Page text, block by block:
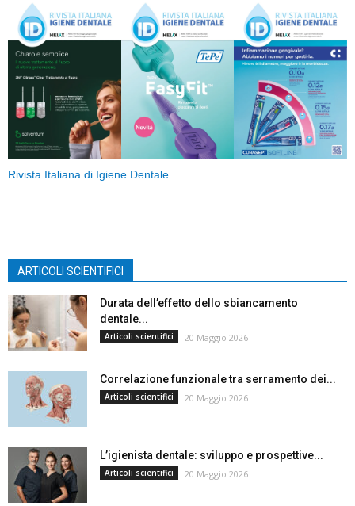
Rivista Italiana di Igiene Dentale
ARTICOLI SCIENTIFICI
Durata dell’effetto dello sbiancamento
dentale...
Articoli scientifici 20 Maggio 2026
Correlazione funzionale tra serramento dei...
Articoli scientifici 20 Maggio 2026
L’igienista dentale: sviluppo e prospettive...
Articoli scientifici 20 Maggio 2026